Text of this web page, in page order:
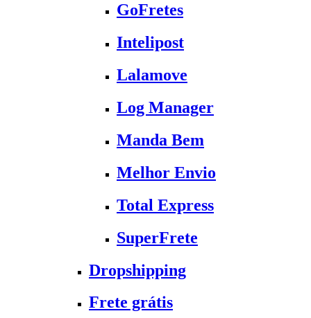
GoFretes
Intelipost
Lalamove
Log Manager
Manda Bem
Melhor Envio
Total Express
SuperFrete
Dropshipping
Frete grátis